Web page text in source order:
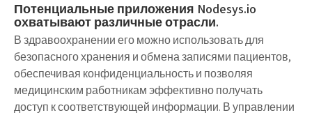
Потенциальные приложения Nodesys.io
охватывают различные отрасли.
В здравоохранении его можно использовать для
безопасного хранения и обмена записями пациентов,
обеспечивая конфиденциальность и позволяя
медицинским работникам эффективно получать
доступ к соответствующей информации. В управлении